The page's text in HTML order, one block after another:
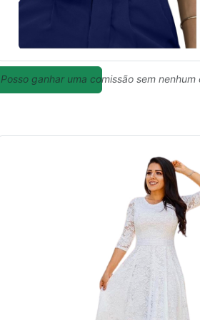
Posso ganhar uma comissão sem